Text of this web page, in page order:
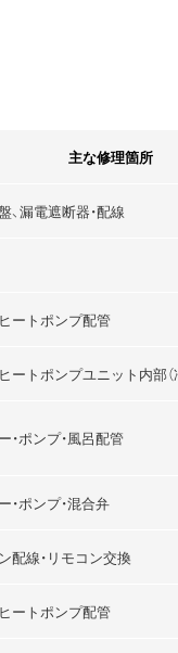
主な修理箇所
、漏電遮断器・配線
ートポンプ配管
ートポンプユニット内部（
・ポンプ・風呂配管
・ポンプ・混合弁
配線・リモコン交換
ートポンプ配管